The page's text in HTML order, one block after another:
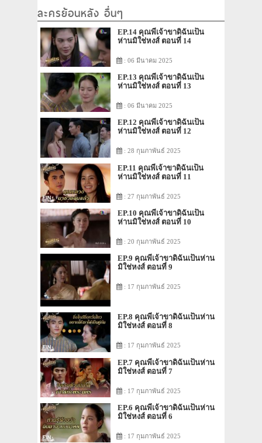
ละครย้อนหลัง อื่นๆ
EP.14 คุณพี่เจ้าขาดิฉันเป็น
ห่านมิใช่หงส์ ตอนที่ 14
: 06 มีนาคม 2025
EP.13 คุณพี่เจ้าขาดิฉันเป็น
ห่านมิใช่หงส์ ตอนที่ 13
: 06 มีนาคม 2025
EP.12 คุณพี่เจ้าขาดิฉันเป็น
ห่านมิใช่หงส์ ตอนที่ 12
: 28 กุมภาพันธ์ 2025
EP.11 คุณพี่เจ้าขาดิฉันเป็น
ห่านมิใช่หงส์ ตอนที่ 11
: 27 กุมภาพันธ์ 2025
EP.10 คุณพี่เจ้าขาดิฉันเป็น
ห่านมิใช่หงส์ ตอนที่ 10
: 20 กุมภาพันธ์ 2025
EP.9 คุณพี่เจ้าขาดิฉันเป็นห่าน
มิใช่หงส์ ตอนที่ 9
: 17 กุมภาพันธ์ 2025
EP.8 คุณพี่เจ้าขาดิฉันเป็นห่าน
มิใช่หงส์ ตอนที่ 8
: 17 กุมภาพันธ์ 2025
EP.7 คุณพี่เจ้าขาดิฉันเป็นห่าน
มิใช่หงส์ ตอนที่ 7
: 17 กุมภาพันธ์ 2025
EP.6 คุณพี่เจ้าขาดิฉันเป็นห่าน
มิใช่หงส์ ตอนที่ 6
: 17 กุมภาพันธ์ 2025